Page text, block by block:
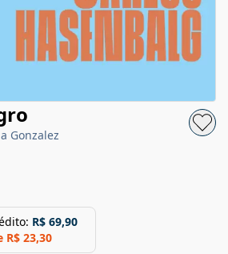
Gonzalez
R$ 69,90
R$ 23,30